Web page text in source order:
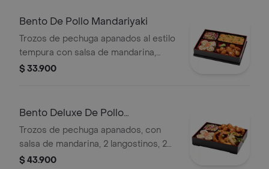
Bento De Pollo Mandariyaki
Trozos de pechuga apanados al estilo
tempura con salsa de mandarina,
coleslaw japonés, 4 bocados de sushi
$ 33.900
Bento Deluxe De Pollo
Mandariyaki
Trozos de pechuga apanados, con
salsa de mandarina, 2 langostinos, 2
gyozas, coleslaw japonés, 4 bocados
$ 43.900